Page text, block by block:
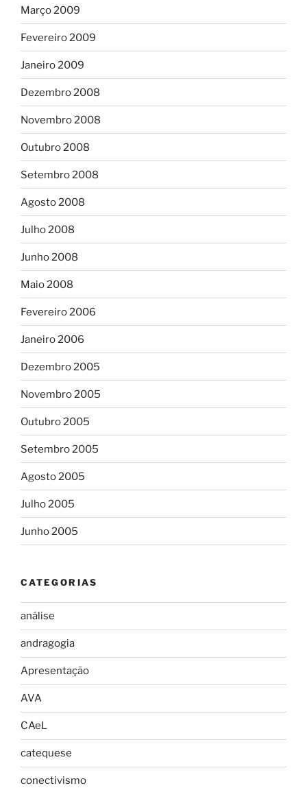
Março 2009
Fevereiro 2009
Janeiro 2009
Dezembro 2008
Novembro 2008
Outubro 2008
Setembro 2008
Agosto 2008
Julho 2008
Junho 2008
Maio 2008
Fevereiro 2006
Janeiro 2006
Dezembro 2005
Novembro 2005
Outubro 2005
Setembro 2005
Agosto 2005
Julho 2005
Junho 2005
CATEGORIAS
análise
andragogia
Apresentação
AVA
CAeL
catequese
conectivismo